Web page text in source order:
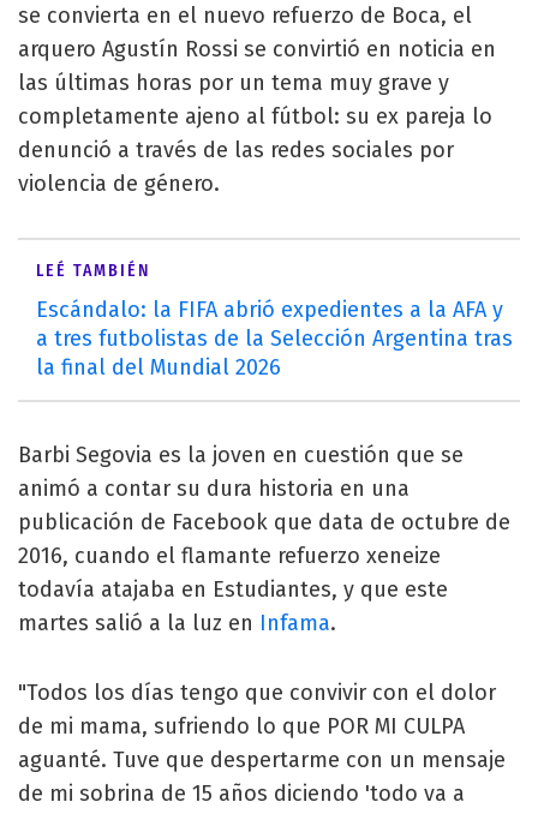
se convierta en el nuevo refuerzo de Boca, el
arquero Agustín Rossi se convirtió en noticia en
las últimas horas por un tema muy grave y
completamente ajeno al fútbol: su ex pareja lo
denunció a través de las redes sociales por
violencia de género.
LEÉ TAMBIÉN
Escándalo: la FIFA abrió expedientes a la AFA y
a tres futbolistas de la Selección Argentina tras
la final del Mundial 2026
Barbi Segovia es la joven en cuestión que se
animó a contar su dura historia en una
publicación de Facebook que data de octubre de
2016, cuando el flamante refuerzo xeneize
todavía atajaba en Estudiantes, y que este
martes salió a la luz en Infama.
"Todos los días tengo que convivir con el dolor
de mi mama, sufriendo lo que POR MI CULPA
aguanté. Tuve que despertarme con un mensaje
de mi sobrina de 15 años diciendo 'todo va a